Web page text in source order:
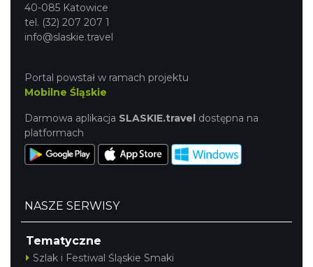
40-085 Katowice
tel. (32) 207 207 1
info@slaskie.travel
Portal powstał w ramach projektu
Mobilne Śląskie
Darmowa aplikacja SLASKIE.travel dostępna na
platformach
NASZE SERWISY
Tematyczne
Szlak i Festiwal Śląskie Smaki